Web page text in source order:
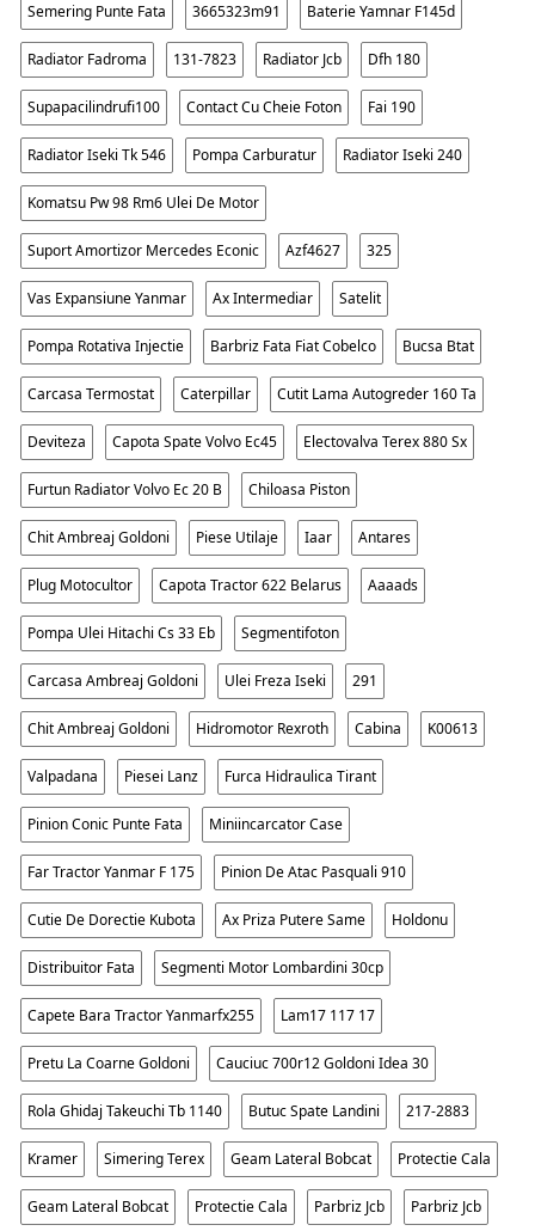
Semering Punte Fata 3665323m91 Baterie Yamnar F145d
Radiator Fadroma 131-7823 Radiator Jcb Dfh 180
Supapacilindrufi100 Contact Cu Cheie Foton Fai 190
Radiator Iseki Tk 546 Pompa Carburatur Radiator Iseki 240
Komatsu Pw 98 Rm6 Ulei De Motor
Suport Amortizor Mercedes Econic Azf4627 325
Vas Expansiune Yanmar Ax Intermediar Satelit
Pompa Rotativa Injectie Barbriz Fata Fiat Cobelco Bucsa Btat
Carcasa Termostat Caterpillar Cutit Lama Autogreder 160 Ta
Deviteza Capota Spate Volvo Ec45 Electovalva Terex 880 Sx
Furtun Radiator Volvo Ec 20 B Chiloasa Piston
Chit Ambreaj Goldoni Piese Utilaje Iaar Antares
Plug Motocultor Capota Tractor 622 Belarus Aaaads
Pompa Ulei Hitachi Cs 33 Eb Segmentifoton
Carcasa Ambreaj Goldoni Ulei Freza Iseki 291
Chit Ambreaj Goldoni Hidromotor Rexroth Cabina K00613
Valpadana Piesei Lanz Furca Hidraulica Tirant
Pinion Conic Punte Fata Miniincarcator Case
Far Tractor Yanmar F 175 Pinion De Atac Pasquali 910
Cutie De Dorectie Kubota Ax Priza Putere Same Holdonu
Distribuitor Fata Segmenti Motor Lombardini 30cp
Capete Bara Tractor Yanmarfx255 Lam17 117 17
Pretu La Coarne Goldoni Cauciuc 700r12 Goldoni Idea 30
Rola Ghidaj Takeuchi Tb 1140 Butuc Spate Landini 217-2883
Kramer Simering Terex Geam Lateral Bobcat Protectie Cala
Geam Lateral Bobcat Protectie Cala Parbriz Jcb Parbriz Jcb